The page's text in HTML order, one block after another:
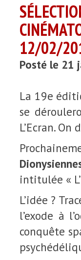
12/02/
Posté le 21
La 19e
se
L’Ecran.
intitulée «
L’idée ?
l’exode à
conquête